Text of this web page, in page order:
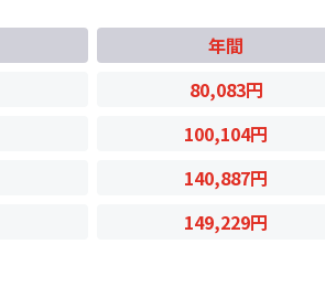
年間
80,083円
100,104円
140,887円
149,229円